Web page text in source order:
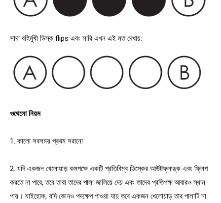
সাদা বহির্মুখী ডিস্ক flips এবং সারি এখন এই মত দেখায়:
ওথেলো নিয়ম
1. কালো সবসময় প্রথম সরানো
2. যদি একজন খেলোয়াড় কমপক্ষে একটি প্রতিবিম্ব ডিস্কের আউটফ্লাঙ্ক এবং ফ্লিপ
করতে না পারে, তবে তারা তাদের পালা জালিয়ে দেয় এবং তাদের প্রতিপক্ষ আবারও স্থান
পায়। যাইহোক, যদি কোনও পদক্ষেপ পাওয়া যায় তবে একজন খেলোয়াড় তার পালাটি না